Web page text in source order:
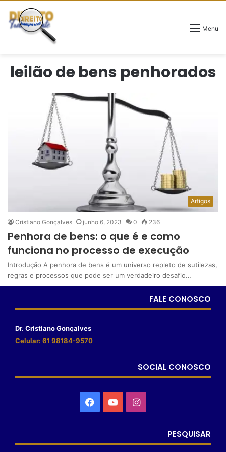
Menu
leilão de bens penhorados
Artigos
Cristiano Gonçalves junho 6, 2023 0 236
Penhora de bens: o que é e como
funciona no processo de execução
Introdução A penhora de bens é um universo repleto de sutilezas,
regras e processos que pode ser um verdadeiro desafio…
FALE CONOSCO
Dr. Cristiano Gonçalves
Celular: 61 98184-9570
SOCIAL CONOSCO
PESQUISAR